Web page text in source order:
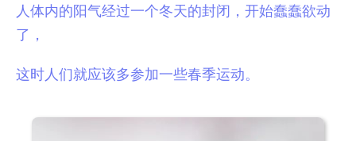
人体内的阳气经过一个冬天的封闭，开始蠢蠢欲动
了，
这时人们就应该多参加一些春季运动。